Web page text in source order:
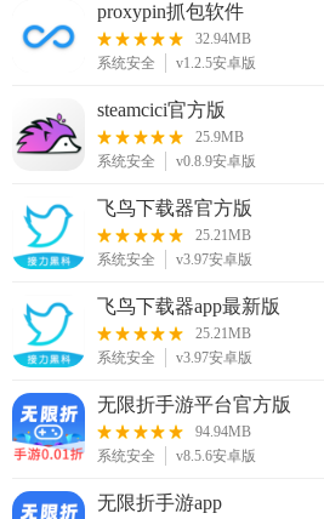
proxypin抓包软件
32.94MB
系统安全
v1.2.5安卓版
steamcici官方版
25.9MB
系统安全
v0.8.9安卓版
飞鸟下载器官方版
25.21MB
系统安全
v3.97安卓版
飞鸟下载器app最新版
25.21MB
系统安全
v3.97安卓版
无限折手游平台官方版
94.94MB
系统安全
v8.5.6安卓版
无限折手游app